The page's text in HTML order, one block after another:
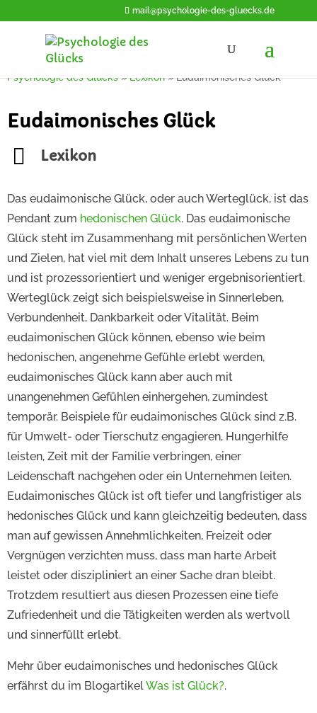
mail@psychologie-des-gluecks.de
Psychologie des Glücks»Lexikon»Eudaimonisches Glück
Eudaimonisches Glück
Lexikon
Das eudaimonische Glück, oder auch Werteglück, ist das
Pendant zum hedonischen Glück. Das eudaimonische
Glück steht im Zusammenhang mit persönlichen Werten
und Zielen, hat viel mit dem Inhalt unseres Lebens zu tun
und ist prozessorientiert und weniger ergebnisorientiert.
Werteglück zeigt sich beispielsweise in Sinnerleben,
Verbundenheit, Dankbarkeit oder Vitalität. Beim
eudaimonischen Glück können, ebenso wie beim
hedonischen, angenehme Gefühle erlebt werden,
eudaimonisches Glück kann aber auch mit
unangenehmen Gefühlen einhergehen, zumindest
temporär. Beispiele für eudaimonisches Glück sind z.B.
für Umwelt- oder Tierschutz engagieren, Hungerhilfe
leisten, Zeit mit der Familie verbringen, einer
Leidenschaft nachgehen oder ein Unternehmen leiten.
Eudaimonisches Glück ist oft tiefer und langfristiger als
hedonisches Glück und kann gleichzeitig bedeuten, dass
man auf gewissen Annehmlichkeiten, Freizeit oder
Vergnügen verzichten muss, dass man harte Arbeit
leistet oder diszipliniert an einer Sache dran bleibt.
Trotzdem resultiert aus diesen Prozessen eine tiefe
Zufriedenheit und die Tätigkeiten werden als wertvoll
und sinnerfüllt erlebt.
Mehr über eudaimonisches und hedonisches Glück
erfährst du im BlogartikelWas ist Glück?.